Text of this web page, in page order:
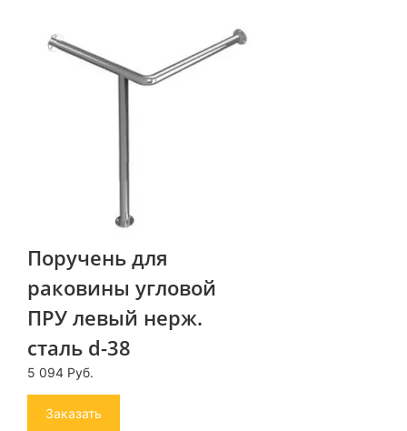
Поручень для
раковины угловой
ПРУ левый нерж.
сталь d-38
5 094 Руб.
Заказать